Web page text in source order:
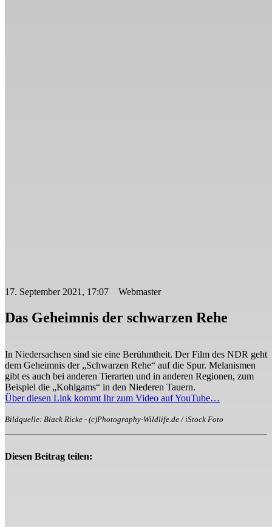
17. September 2021, 17:07 Webmaster
Das Geheimnis der schwarzen Rehe
In Niedersachsen sind sie eine Berühmtheit. Der Film des NDR geht
dem Geheimnis der „Schwarzen Rehe“ auf die Spur. Melanismen
gibt es auch bei anderen Tierarten und in anderen Regionen, zum
Beispiel die „Kohlgams“ in den Niederen Tauern.
Über diesen Link kommt Ihr zum Video auf YouTube…
Bildquelle: Black Ricke - (c)Photography-Wildlife.de / iStock Foto
Diesen Beitrag teilen: